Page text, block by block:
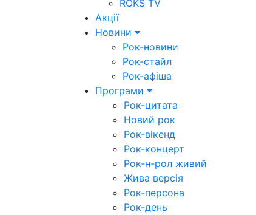
ROKS TV
Акції
Новини
Рок-новини
Рок-стайл
Рок-афіша
Програми
Рок-цитата
Новий рок
Рок-вікенд
Рок-концерт
Рок-н-рол живий
Жива версія
Рок-персона
Рок-день